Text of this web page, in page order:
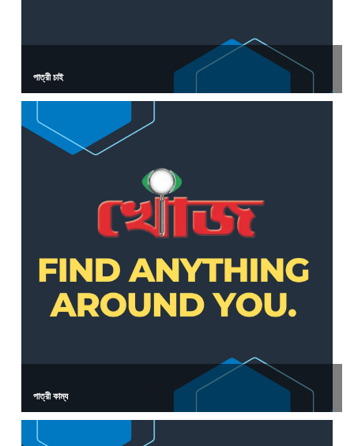
পাত্রী চাই
পাত্রী কাম্য